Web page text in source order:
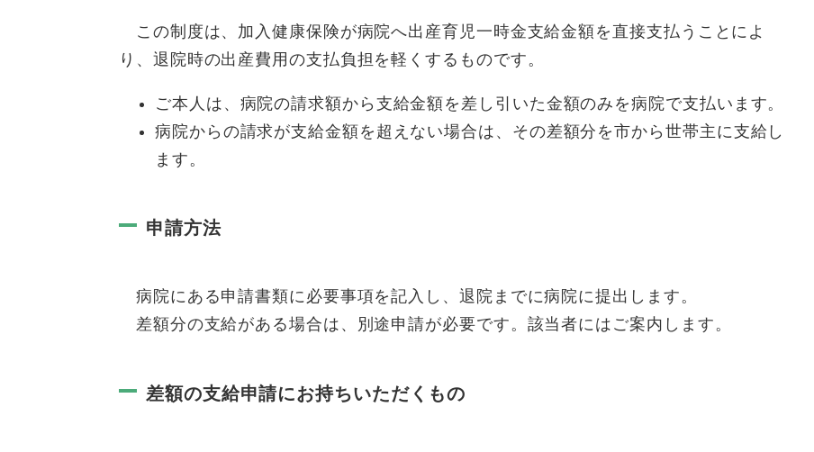
この制度は、加入健康保険が病院へ出産育児一時金支給金額を直接支払うことによ
り、退院時の出産費用の支払負担を軽くするものです。
ご本人は、病院の請求額から支給金額を差し引いた金額のみを病院で支払います。
病院からの請求が支給金額を超えない場合は、その差額分を市から世帯主に支給し
ます。
申請方法
病院にある申請書類に必要事項を記入し、退院までに病院に提出します。
差額分の支給がある場合は、別途申請が必要です。該当者にはご案内します。
差額の支給申請にお持ちいただくもの